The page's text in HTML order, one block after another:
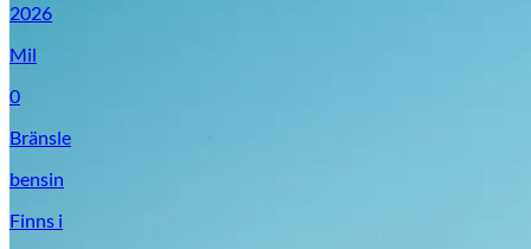
2026
Mil
0
Bränsle
bensin
Finns i